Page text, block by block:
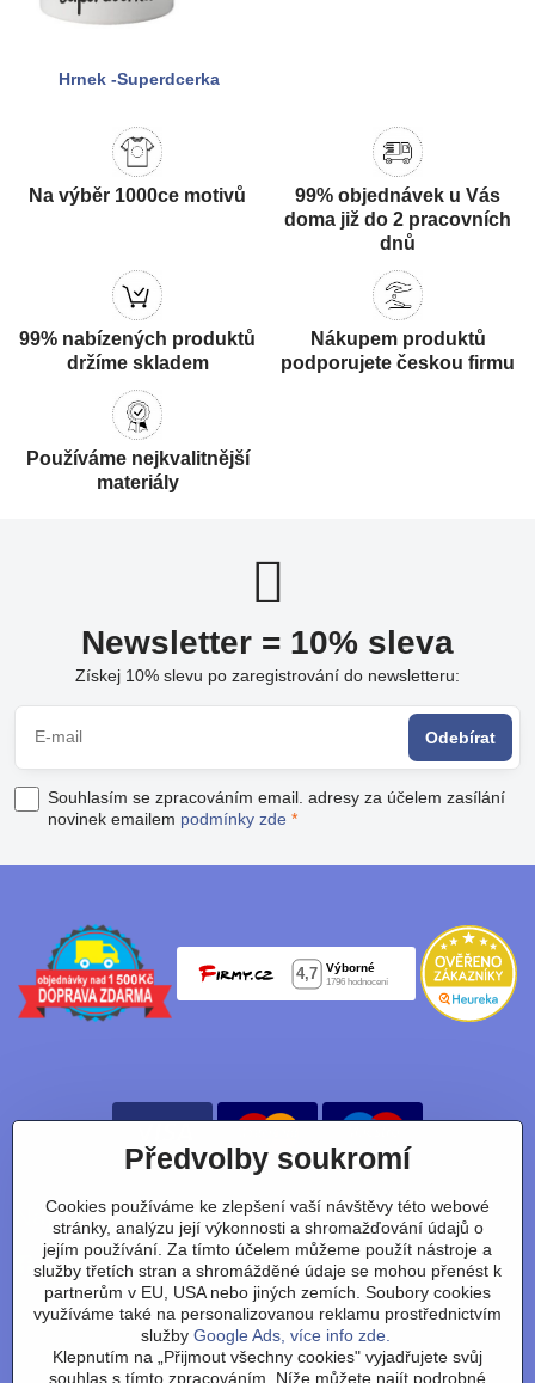
Hrnek -Superdcerka
Na výběr 1000ce motivů
99% objednávek u Vás
doma již do 2 pracovních
dnů
99% nabízených produktů
držíme skladem
Nákupem produktů
podporujete českou firmu
Používáme nejkvalitnější
materiály
Newsletter = 10% sleva
Získej 10% slevu po zaregistrování do newsletteru:
Odebírat
Souhlasím se zpracováním email. adresy za účelem zasílání
novinek emailem podmínky zde *
Nájdete nás taky na:
Facebook Instagram Youtube Tiktok
Obchodní podmínky/vrácení zboží/reklamace/výměna
zboží/články/technologie/recenze/o nás /FAQ/kontakt
Předvolby soukromí
Cookies používáme ke zlepšení vaší návštěvy této webové
stránky, analýzu její výkonnosti a shromažďování údajů o
jejím používání. Za tímto účelem můžeme použít nástroje a
služby třetích stran a shromážděné údaje se mohou přenést k
partnerům v EU, USA nebo jiných zemích. Soubory cookies
využíváme také na personalizovanou reklamu prostřednictvím
služby Google Ads, více info zde.
Klepnutím na „Přijmout všechny cookies" vyjadřujete svůj
souhlas s tímto zpracováním. Níže můžete najít podrobné